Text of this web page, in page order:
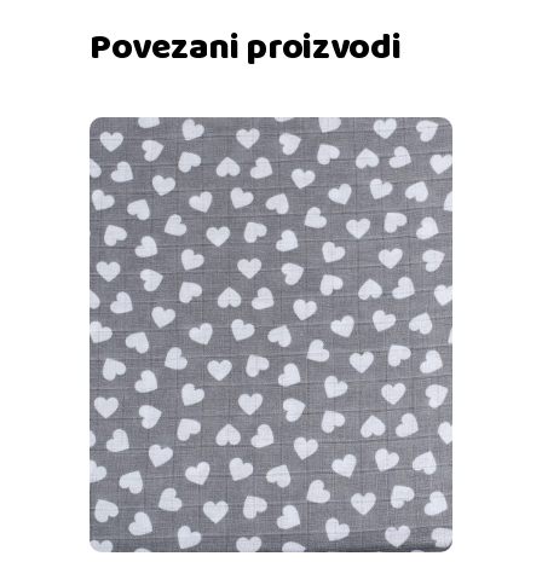
Povezani proizvodi
Dodaj u košaricu